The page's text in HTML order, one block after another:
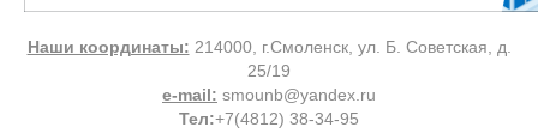
Наши координаты: 214000, г.Смоленск, ул. Б. Советская, д.
25/19
e-mail: smounb@yandex.ru
Тел:+7(4812) 38-34-95